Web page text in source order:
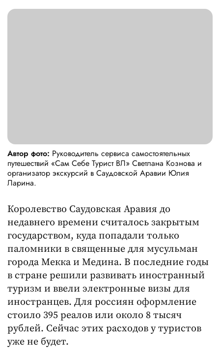
Автор фото: Руководитель сервиса самостоятельных
путешествий «Сам Себе Турист ВЛ» Светлана Кознова и
организатор экскурсий в Саудовской Аравии Юлия
Ларина.
Королевство Саудовская Аравия до
недавнего времени считалось закрытым
государством, куда попадали только
паломники в священные для мусульман
города Мекка и Медина. В последние годы
в стране решили развивать иностранный
туризм и ввели электронные визы для
иностранцев. Для россиян оформление
стоило 395 реалов или около 8 тысяч
рублей. Сейчас этих расходов у туристов
уже не будет.